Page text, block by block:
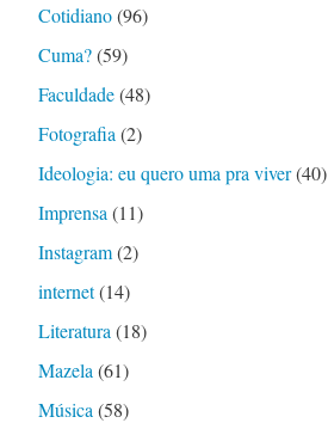
Cotidiano(96)
Cuma?(59)
Faculdade(48)
Fotografia (2)
Ideologia: eu quero uma pra viver(40)
Imprensa (11)
Instagram(2)
internet(14)
Literatura (18)
Mazela (61)
Música (58)